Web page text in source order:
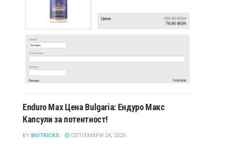
Enduro Max Цена Bulgaria: Ендуро Макс
Капсули за потентност!
BY BIOTRICKS СЕПТЕМВРИ 24, 2025